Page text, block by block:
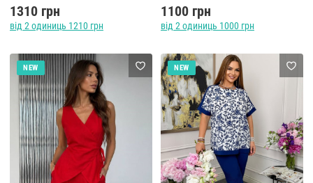
1310 грн
від 2 одиниць 1210 грн
1100 грн
від 2 одиниць 1000 грн
NEW NEW